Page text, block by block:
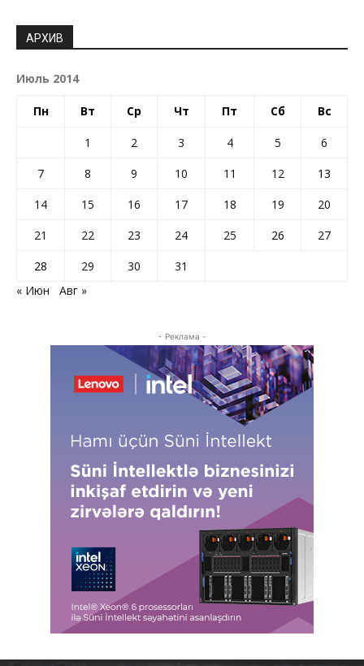
АРХИВ
Июль 2014
Пн Вт Ср Чт Пт Сб Вс
1 2 3 4 5
6
7
8 9 10 11 12
13
14
15 16 17 18 19
20
21
22 23 24 25 26
27
28
29 30
31
« Июн
Авг »
- Реклама -